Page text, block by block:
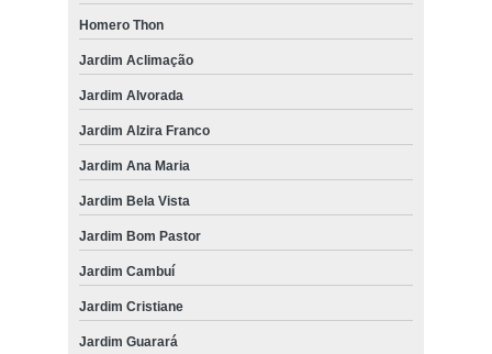
Homero Thon
Jardim Aclimação
Jardim Alvorada
Jardim Alzira Franco
Jardim Ana Maria
Jardim Bela Vista
Jardim Bom Pastor
Jardim Cambuí
Jardim Cristiane
Jardim Guarará